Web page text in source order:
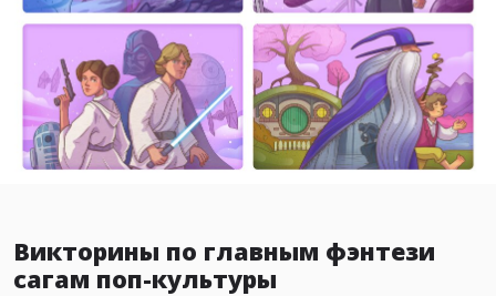
Викторины по главным фэнтези
сагам поп-культуры